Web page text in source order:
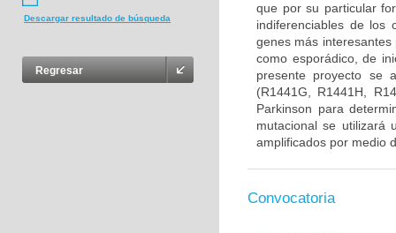
Descargar resultado de búsqueda
Regresar
que por su particular
indiferenciables de los
genes más
como esporádico, de
presente proyecto se
(R1441G, R1441H,
Parkinson para
mutacional se utilizará
amplificados por medio
Convocatoria